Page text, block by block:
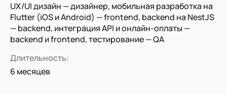
UX/UI дизайн — дизайнер, мобильная разработка на
Flutter (iOS и Android) — frontend, backend на NestJS
— backend, интеграция API и онлайн-оплаты —
backend и frontend, тестирование — QA
Длительность:
6 месяцев